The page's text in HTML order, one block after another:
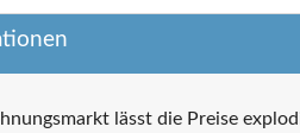
lässt die Preise